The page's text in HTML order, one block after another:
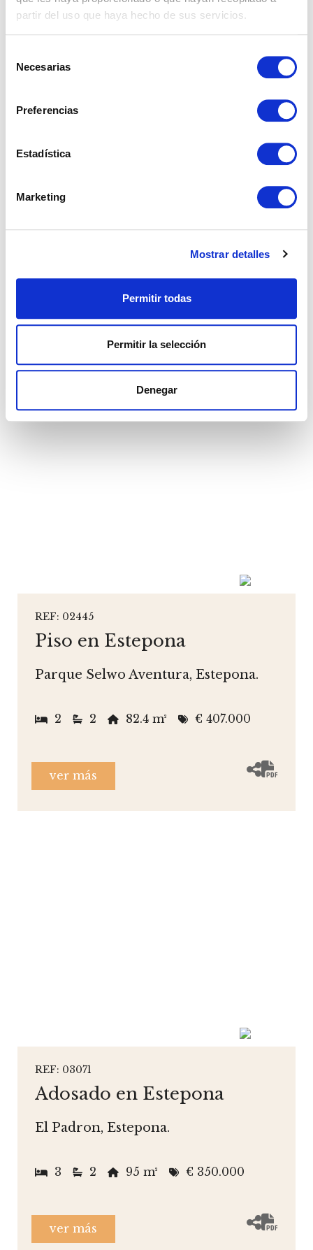
partir del uso que haya hecho de sus servicios.
Necesarias
Preferencias
Estadística
Marketing
Mostrar detalles
Permitir todas
Permitir la selección
Denegar
Solar en Casares
ver más
REF: 02445
Piso en Estepona
Parque Selwo Aventura, Estepona.
2 2 82.4 m² € 407.000
ver más
REF: 03071
Adosado en Estepona
El Padron, Estepona.
3 2 95 m² € 350.000
ver más